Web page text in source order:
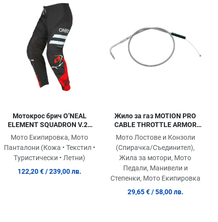
продукт
Quick View
Мотокрос брич O’NEAL
ELEMENT SQUADRON V.22
BLACK/GRAY
Мото Екипировка, Мото
Панталони (Кожа • Текстил •
Туристически • Летни)
122,20 € / 239,00 лв.
Жило за газ MOTION PRO
CABLE THROTTLE ARMOR
COAT FLHRCI 1340 EFI
Мото Лостове и Конзоли
(Спирачка/Съединител),
Жила за мотори, Мото
Педали, Манивели и
Степенки, Мото Екипировка
29,65 € / 58,00 лв.